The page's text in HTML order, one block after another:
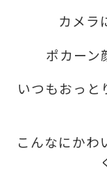
カメラ
ポカーン
いつもおっと
こんなにかわ